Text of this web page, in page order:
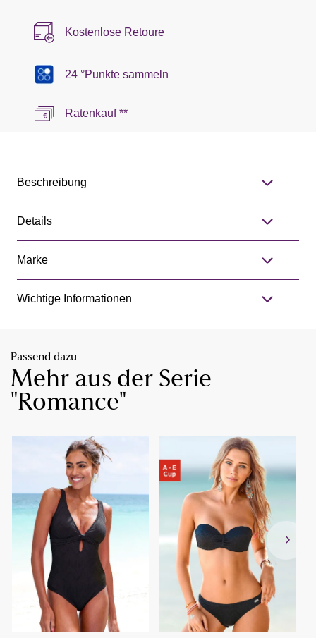
Kostenlose Retoure
24 °Punkte sammeln
Ratenkauf **
Beschreibung
Details
Marke
Wichtige Informationen
Passend dazu
Mehr aus der Serie
"Romance"